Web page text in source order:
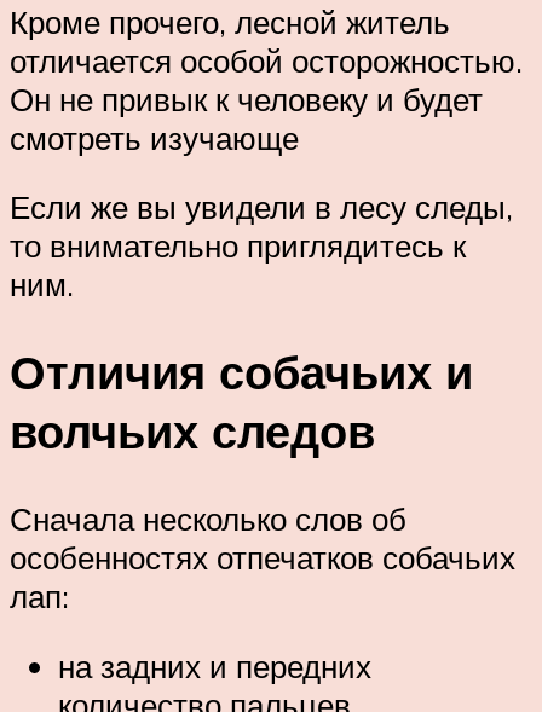
Кроме прочего, лесной житель
отличается особой осторожностью.
Он не привык к человеку и будет
смотреть изучающе
Если же вы увидели в лесу следы,
то внимательно приглядитесь к
ним.
Отличия собачьих и
волчьих следов
Сначала несколько слов об
особенностях отпечатков собачьих
лап:
на задних и передних
количество пальцев